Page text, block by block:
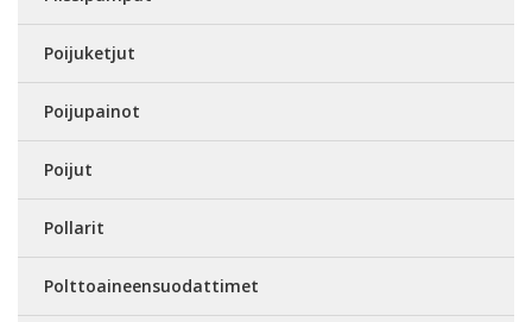
Poijuketjut
Poijupainot
Poijut
Pollarit
Polttoaineensuodattimet